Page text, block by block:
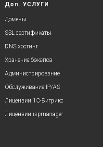
Доп. УСЛУГИ
Домены
SSL сертификаты
DNS хостинг
Хранение бэкапов
Администрирование
Обслуживание IP/AS
Лицензии 1C-Битрикс
Лицензии ispmanager